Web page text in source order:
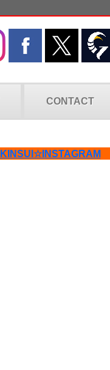
CONTACT
KINSUI☆INSTAGRAM